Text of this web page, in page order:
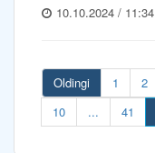
10.10.2024 / 11:34
Oldingi 1 2
10
... 41